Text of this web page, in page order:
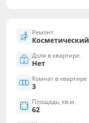
Ремонт
Косметический
Доля в квартире
Нет
Комнат в квартире
3
Площадь, кв.м.
62